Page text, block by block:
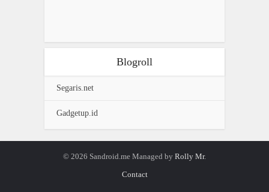
Blogroll
Segaris.net
Gadgetup.id
© 2026 Sandroid.me Managed by Rolly Mr.
Contact